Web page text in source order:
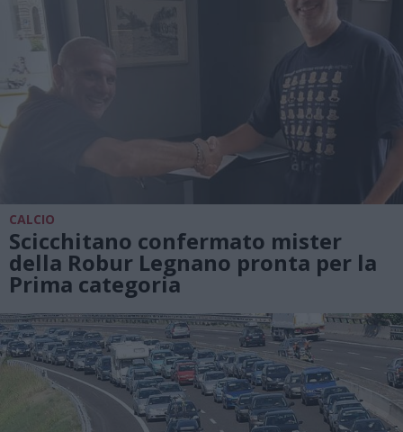
CALCIO
Scicchitano confermato mister
della Robur Legnano pronta per la
Prima categoria